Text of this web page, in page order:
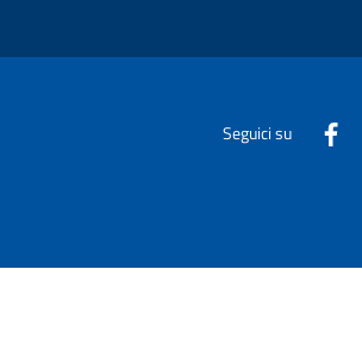
Seguici su